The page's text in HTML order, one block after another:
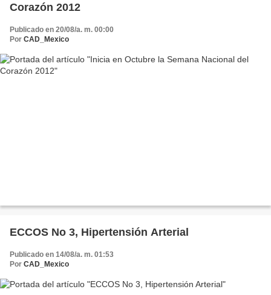
Corazón 2012
Publicado en 20/08/a. m. 00:00
Por CAD_Mexico
ECCOS No 3, Hipertensión Arterial
Publicado en 14/08/a. m. 01:53
Por CAD_Mexico